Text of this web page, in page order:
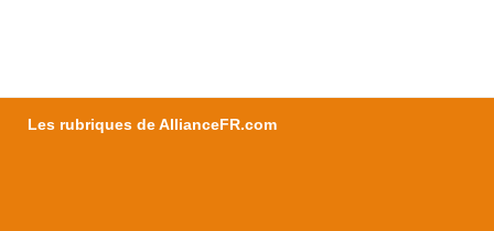
Les rubriques de AllianceFR.com